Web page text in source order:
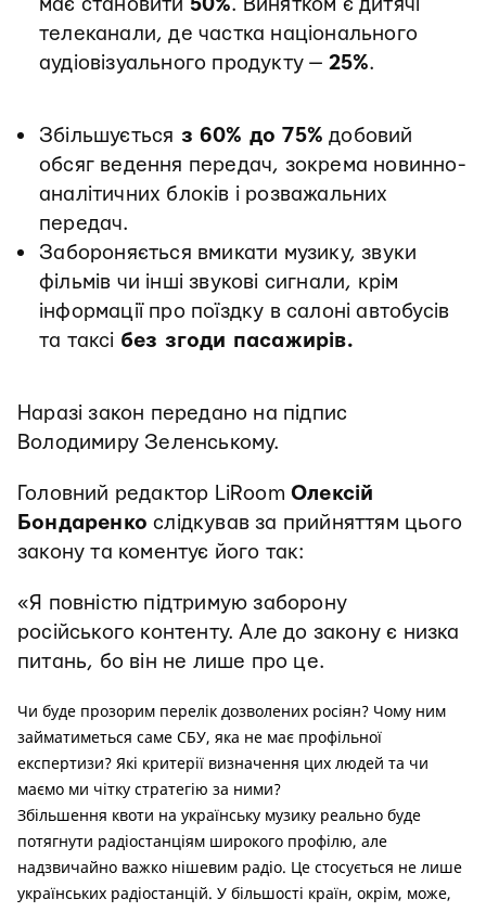
має становити 50%. Винятком є дитячі
телеканали, де частка національного
аудіовізуального продукту — 25%.
Збільшується з 60% до 75% добовий
обсяг ведення передач, зокрема новинно-
аналітичних блоків і розважальних
передач.
️Забороняється вмикати музику, звуки
фільмів чи інші звукові сигнали, крім
інформації про поїздку в салоні автобусів
та таксі без згоди пасажирів.
Наразі закон передано на підпис
Володимиру Зеленському.
Головний редактор LiRoom Олексій
Бондаренко слідкував за прийняттям цього
закону та коментує його так:
«Я повністю підтримую заборону
російського контенту. Але до закону є низка
питань, бо він не лише про це.
Чи буде прозорим перелік дозволених росіян? Чому ним
займатиметься саме СБУ, яка не має профільної
експертизи? Які критерії визначення цих людей та чи
маємо ми чітку стратегію за ними?
Збільшення квоти на українську музику реально буде
потягнути радіостанціям широкого профілю, але
надзвичайно важко нішевим радіо. Це стосується не лише
українських радіостанцій. У більшості країн, окрім, може,